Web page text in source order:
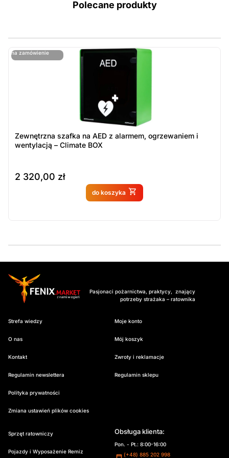
Polecane produkty
na zamówienie
ostatnie sztuki
Zewnętrzna szafka na AED z alarmem, ogrzewaniem i
wentylacją – Climate BOX
2 320,00 zł
do koszyka
Produkt dostępny na
Pasjonaci pożarnictwa, praktycy, znający
potrzeby strażaka – ratownika
Strefa wiedzy
O nas
Kontakt
Regulamin newslettera
Polityka prywatności
Zmiana ustawień plików cookies
Moje konto
Mój koszyk
Zwroty i reklamacje
Regulamin sklepu
Sprzęt ratowniczy
Pojazdy i Wyposażenie Remiz
Obsługa klienta:
Pon. - Pt.: 8:00-16:00
(+48) 885 202 998